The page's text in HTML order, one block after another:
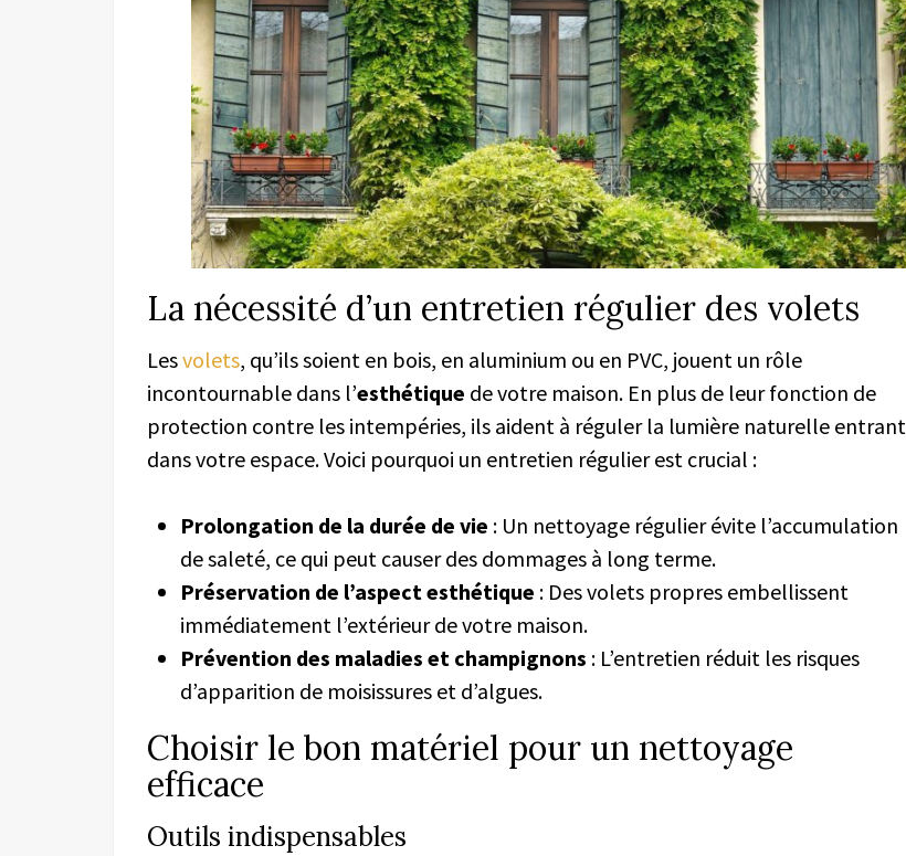
La nécessité d’un entretien régulier des volets
Lesvolets, qu’ils soient en bois, en aluminium ou en PVC, jouent un rôle
incontournable dans l’esthétique de votre maison. En plus de leur fonction de
protection contre les intempéries, ils aident à réguler la lumière naturelle entrant
dans votre espace. Voici pourquoi un entretien régulier est crucial :
Prolongation de la durée de vie : Un nettoyage régulier évite l’accumulation
de saleté, ce qui peut causer des dommages à long terme.
Préservation de l’aspect esthétique : Des volets propres embellissent
immédiatement l’extérieur de votre maison.
Prévention des maladies et champignons : L’entretien réduit les risques
d’apparition de moisissures et d’algues.
Choisir le bon matériel pour un nettoyage
efficace
Outils indispensables